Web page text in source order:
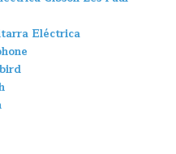
Eléctrica